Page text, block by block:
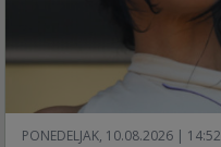
PONEDELJAK, 10.08.2026 | 14:52